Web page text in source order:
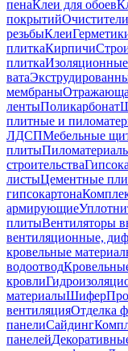
пенаКлеи для обоев
покрытий
резьбыКлеи
плиткаКирпичи
плитка
вата
мембраны
лентыПоликарбонат
плитные и
ЛДСПМебельные
плиты
строительства
листыЦементные
гипсокартона
армирующие
плитыВентиляторы
вентиляционные,
кровельные
водоотвод
кровли
материалыШифер
вентиляцияОтделка
панелиСайдинг
панелей